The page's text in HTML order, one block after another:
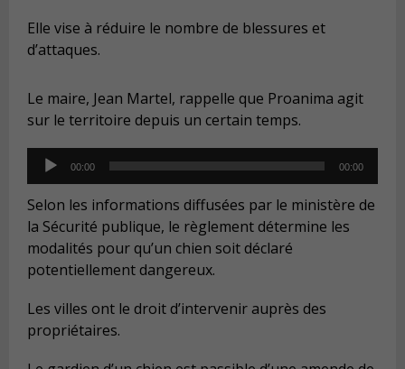
Elle vise à réduire le nombre de blessures et
d’attaques.
Le maire, Jean Martel, rappelle que Proanima agit
sur le territoire depuis un certain temps.
Audio
Player
00:00 00:00
Selon les informations diffusées par le ministère de
la Sécurité publique, le règlement détermine les
modalités pour qu’un chien soit déclaré
potentiellement dangereux.
Les villes ont le droit d’intervenir auprès des
propriétaires.